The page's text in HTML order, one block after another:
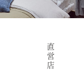
直
営
店